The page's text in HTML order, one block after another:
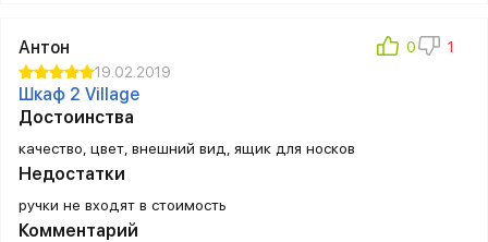
Антон
19.02.2019
Шкаф 2 Village
Достоинства
качество, цвет, внешний вид, ящик для носков
Недостатки
ручки не входят в стоимость
Комментарий